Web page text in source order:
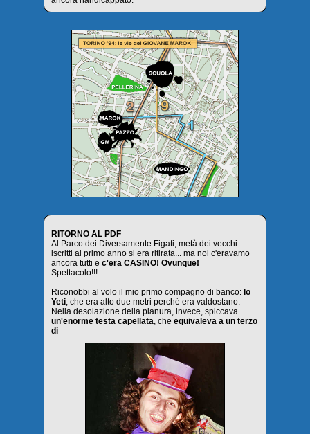
RITORNO AL PDF
Al Parco dei Diversamente Figati, metà dei vecchi
iscritti al primo anno si era ritirata... ma noi c'eravamo
ancora tutti e c'era CASINO! Ovunque!
Spettacolo!!!
Riconobbi al volo il mio primo compagno di banco: lo
Yeti, che era alto due metri perché era valdostano.
Nella desolazione della pianura, invece, spiccava
un'enorme testa capellata, che equivaleva a un terzo
di